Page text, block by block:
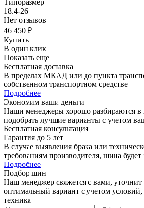
Типоразмер
18.4-26
Нет отзывов
46 450 ₽
Купить
В один клик
Показать еще
Бесплатная доставка
В пределах МКАД или до пункта
собственном транспортном средстве
Подробнее
Экономим ваши деньги
Наши менеджеры хорошо разбираются в
подобрать лучшие варианты с учетом
Бесплатная консультация
Гарантия до 5 лет
В случае выявления брака или
требованиям производителя, шина будет
Подробнее
Подбор шин
Наш менеджер свяжется с вами, уточнит
оптимальный вариант с учетом условий,
техника